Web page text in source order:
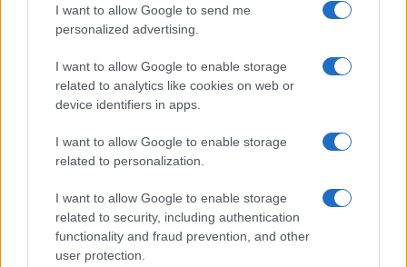
I want to allow Google to send me
personalized advertising.
I want to allow Google to enable storage
related to analytics like cookies on web or
device identifiers in apps.
I want to allow Google to enable storage
related to personalization.
I want to allow Google to enable storage
related to security, including authentication
functionality and fraud prevention, and other
user protection.
Η Χαμάς δηλώνει εκ νέου έτοιμη να
εφαρμόσει το σχέδιο των ΗΠΑ για τη
αεροπυρόσβεση στη Γιούτα